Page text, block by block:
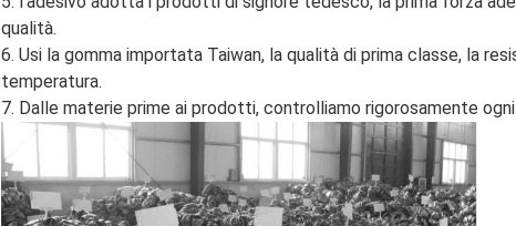
qualità.
6. Usi la gomma importata Taiwan, la qualità di prima classe, la
temperatura.
7. Dalle materie prime ai prodotti, controlliamo rigorosamente